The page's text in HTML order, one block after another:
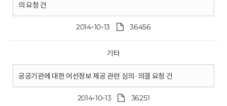
의 요청 건
2014-10-13 36456
기타
공공기관에 대한 어선정보 제공 관련 심의·의결 요청 건
2014-10-13 36251